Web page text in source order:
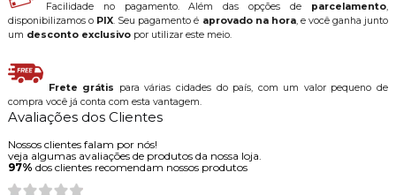
Facilidade no pagamento. Além das opções de parcelamento,
disponibilizamos o PIX. Seu pagamento é aprovado na hora, e você ganha junto
um desconto exclusivopor utilizar este meio.
Frete grátis para várias cidades do país, com um valor pequeno de
compra você já conta com esta vantagem.
Avaliações dos Clientes
Nossos clientes falam por nós!
veja algumas avaliações de produtos da nossa loja.
97% dos clientes recomendam nossos produtos